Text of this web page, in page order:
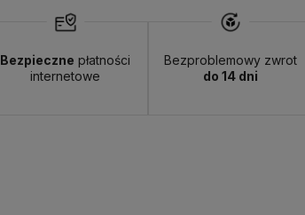
Bezpieczne płatności
internetowe
Bezproblemowy zwrot
do 14 dni